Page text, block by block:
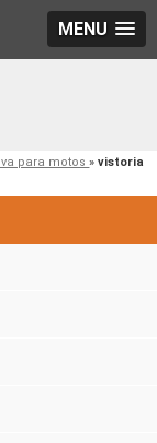
MENU
para motos»vistoria